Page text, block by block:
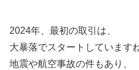
2024年、最初の取引は、
大暴落でスタートしています
地震や航空事故の件もあり、